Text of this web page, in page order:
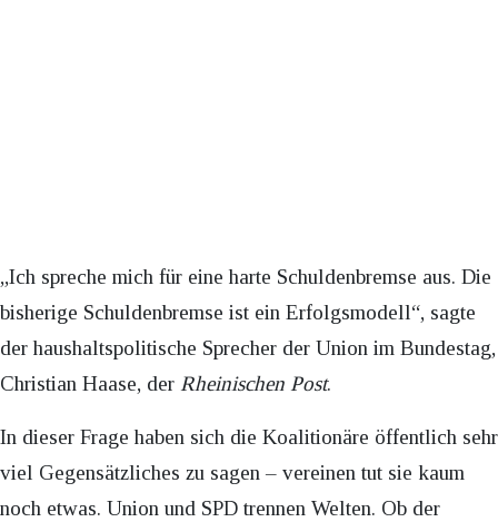
„Ich spreche mich für eine harte Schuldenbremse aus. Die
bisherige Schuldenbremse ist ein Erfolgsmodell“, sagte
der haushaltspolitische Sprecher der Union im Bundestag,
Christian Haase, der Rheinischen Post.
In dieser Frage haben sich die Koalitionäre öffentlich sehr
viel Gegensätzliches zu sagen – vereinen tut sie kaum
noch etwas. Union und SPD trennen Welten. Ob der